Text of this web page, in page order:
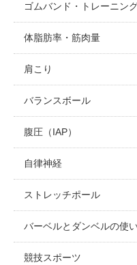
ゴムバンド・トレーニン
体脂肪率・筋肉量
肩こり
バランスボール
腹圧（IAP）
自律神経
ストレッチポール
バーベルとダンベルの使
競技スポーツ